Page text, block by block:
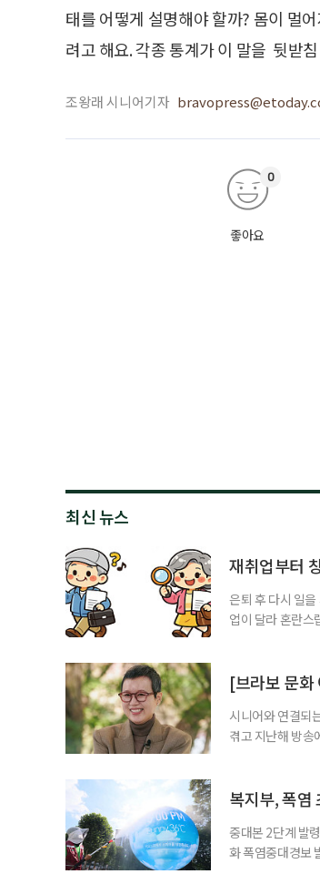
태를 어떻게 설명해야 할까? 몸이 멀
려고 해요. 각종 통계가 이 말을 뒷받
조왕래 시니어기자
좋아요
0
최신 뉴스
재취업부터
은퇴 후 다시 일
업이 달라 혼란스
준비부터 구직 수
업 지원 계획을 세
[브라보 문화
시니어와 연결되
겪고 지난해 방송
까. 오랜 방송 생
복지부, 폭염
중대본 2단계 발
화 폭염중대경보